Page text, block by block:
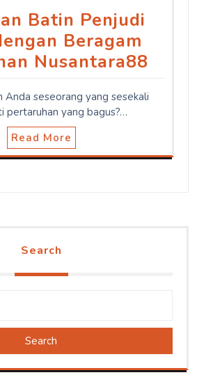
Batin Penjudi
Beragam
Nusantara88
Anda seseorang yang sesekali
pertaruhan yang bagus?…
Read More
Search
Search